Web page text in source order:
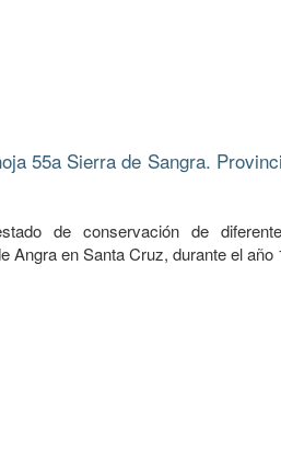
55a Sierra de Sangra.
de conservación de
Angra en Santa Cruz, durante el año